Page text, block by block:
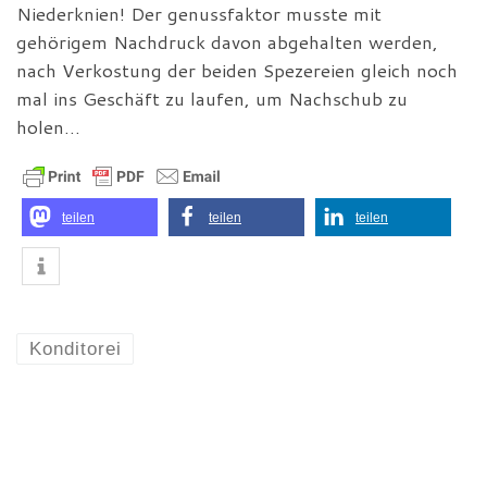
Niederknien! Der genussfaktor musste mit
gehörigem Nachdruck davon abgehalten werden,
nach Verkostung der beiden Spezereien gleich noch
mal ins Geschäft zu laufen, um Nachschub zu
holen…
teilen teilen teilen
Konditorei